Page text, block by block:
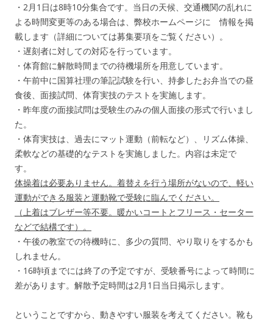
・2月1日は8時10分集合です。当日の天候、交通機関の乱れに
よる時間変更等のある場合は、弊校ホームページに 情報を掲
載します（詳細については募集要項をご覧ください）。
・遅刻者に対しての対応を行っています。
・体育館に解散時間までの待機場所を用意しています。
・午前中に国算社理の筆記試験を行い、持参したお弁当での昼
食後、面接試問、体育実技のテストを実施します。
・昨年度の面接試問は受験生のみの個人面接の形式で行いまし
た。
・体育実技は、過去にマット運動（前転など）、リズム体操、
柔軟などの基礎的なテストを実施しました。内容は未定で
す。
体操着は必要ありません。着替えを行う場所がないので、軽い
運動ができる服装と運動靴で受験に臨んでください。
（上着はブレザー等不要。暖かいコートとフリース・セーター
などで結構です）。
・午後の教室での待機時に、多少の質問、やり取りをするかも
しれません。
・16時頃までには終了の予定ですが、受験番号によって時間に
差があります。解散予定時間は2月1日当日掲示します。
ということですから、動きやすい服装を考えてください。靴も